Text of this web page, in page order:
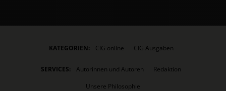
KATEGORIEN: CIG online CIG Ausgaben
SERVICES: Autorinnen und Autoren
Redaktion
Unsere Philosophie